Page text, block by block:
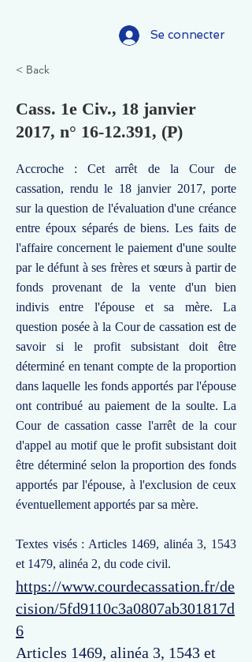
Se connecter
< Back
Cass. 1e Civ., 18 janvier
2017, n° 16-12.391, (P)
Accroche : Cet arrêt de la Cour de
cassation, rendu le 18 janvier 2017, porte
sur la question de l'évaluation d'une créance
entre époux séparés de biens. Les faits de
l'affaire concernent le paiement d'une soulte
par le défunt à ses frères et sœurs à partir de
fonds provenant de la vente d'un bien
indivis entre l'épouse et sa mère. La
question posée à la Cour de cassation est de
savoir si le profit subsistant doit être
déterminé en tenant compte de la proportion
dans laquelle les fonds apportés par l'épouse
ont contribué au paiement de la soulte. La
Cour de cassation casse l'arrêt de la cour
d'appel au motif que le profit subsistant doit
être déterminé selon la proportion des fonds
apportés par l'épouse, à l'exclusion de ceux
éventuellement apportés par sa mère.
Textes visés : Articles 1469, alinéa 3, 1543
et 1479, alinéa 2, du code civil.
https://www.courdecassation.fr/de
cision/5fd9110c3a0807ab301817d
6
Articles 1469, alinéa 3, 1543 et